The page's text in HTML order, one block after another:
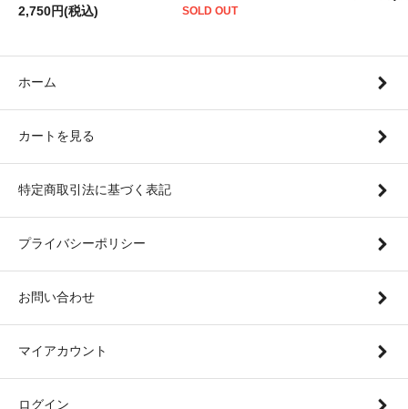
2,750円(税込)
SOLD OUT
ホーム
カートを見る
特定商取引法に基づく表記
プライバシーポリシー
お問い合わせ
マイアカウント
ログイン